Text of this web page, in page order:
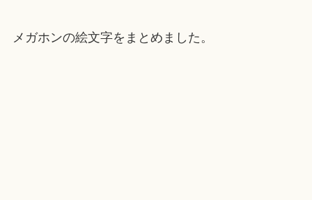
メガホンの絵文字をまとめました。